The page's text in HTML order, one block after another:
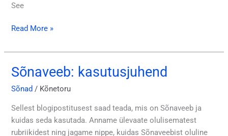
See
Read More »
Sõnaveeb: kasutusjuhend
Sõnad / Kõnetoru
Sellest blogipostitusest saad teada, mis on Sõnaveeb ja
kuidas seda kasutada. Anname ülevaate olulisematest
rubriikidest ning jagame nippe, kuidas Sõnaveebist oluline
Sõnaveeb: